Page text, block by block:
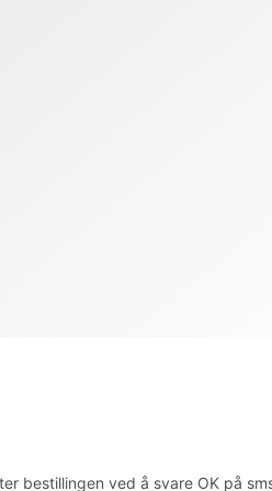
bestillingen ved å svare OK på